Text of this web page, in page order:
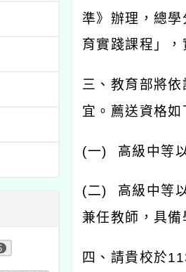
準》辦理，總
育實踐課程」
三、教育部將
宜。薦送資格如
(一) 高級中等
(二) 高級中等
兼任教師，具備
四、請貴校於